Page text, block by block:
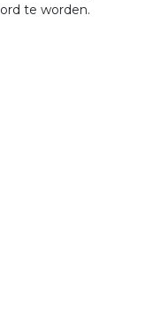
te worden.